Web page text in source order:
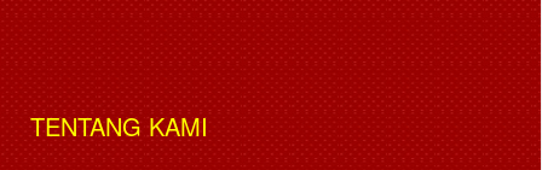
TENTANG KAMI